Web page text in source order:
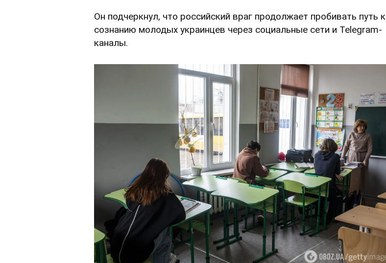
Он подчеркнул, что российский враг продолжает пробивать путь к
сознанию молодых украинцев через социальные сети и Telegram-
каналы.